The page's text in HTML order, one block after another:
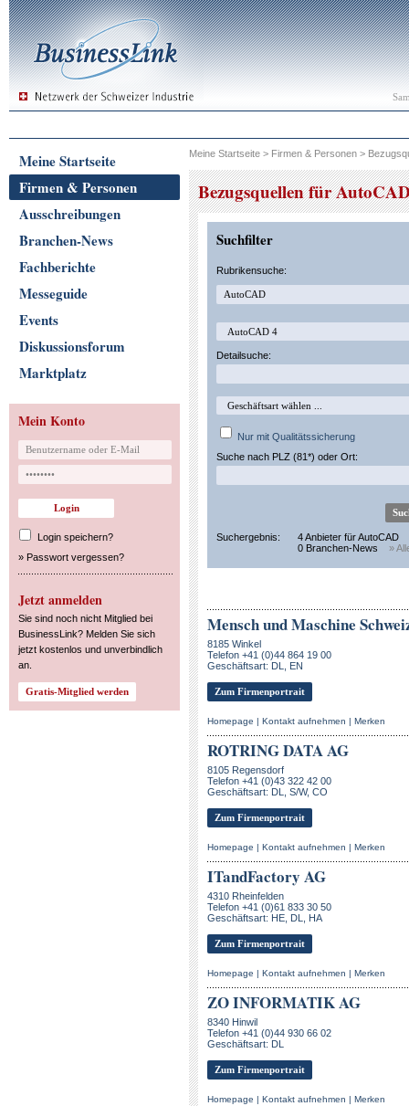
Meine Startseite
Firmen & Personen
Ausschreibungen
Branchen-News
Fachberichte
Messeguide
Events
Diskussionsforum
Marktplatz
Mein Konto
Login speichern?
» Passwort vergessen?
Jetzt anmelden
Sie sind noch nicht Mitglied bei
BusinessLink? Melden Sie sich
jetzt kostenlos und unverbindlich
an.
Meine Startseite > Firmen & Personen >
Bezugsquellen für
Suchfilter
Rubrikensuche:
Detailsuche:
Nur mit Qualitätssicherung
Suche nach PLZ (81*) oder Ort:
Suchergebnis:
4 Anbieter für AutoCAD
0 Branchen-News
»
Mensch und Maschine
8185 Winkel
Telefon +41 (0)44 864 19 00
Geschäftsart: DL, EN
Zum Firmenportrait
Homepage | Kontakt aufnehmen | Merken
ROTRING DATA AG
8105 Regensdorf
Telefon +41 (0)43 322 42 00
Geschäftsart: DL, S/W, CO
Zum Firmenportrait
Homepage | Kontakt aufnehmen | Merken
ITandFactory AG
4310 Rheinfelden
Telefon +41 (0)61 833 30 50
Geschäftsart: HE, DL, HA
Zum Firmenportrait
Homepage | Kontakt aufnehmen | Merken
ZO INFORMATIK AG
8340 Hinwil
Telefon +41 (0)44 930 66 02
Geschäftsart: DL
Zum Firmenportrait
Homepage | Kontakt aufnehmen | Merken